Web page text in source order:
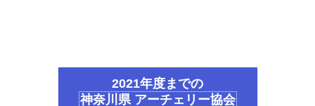
2021年度までの
神奈川県 アーチェリー協会